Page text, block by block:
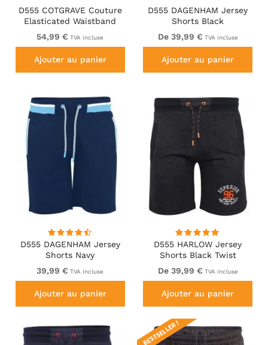
D555 COTGRAVE Couture
Elasticated Waistband
Jogger With Woven Fabric
Trim Black
54,99 € TVA incluse
Ajouter au panier
D555 DAGENHAM Jersey
Shorts Black
De 39,99 € TVA incluse
Ajouter au panier
D555 DAGENHAM Jersey
Shorts Navy
39,99 € TVA incluse
Ajouter au panier
D555 HARLOW Jersey
Shorts Black Twist
De 39,99 € TVA incluse
Ajouter au panier
BESTSELLER !